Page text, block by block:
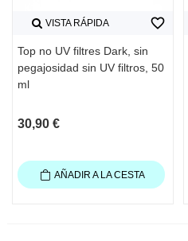
VISTA RÁPIDA
Top no UV filtres Dark, sin
pegajosidad sin UV filtros, 50
ml
30,90 €
favorite_border
AÑADIR A LA CESTA